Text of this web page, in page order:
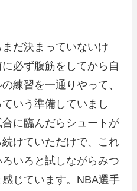
だ決まっていないけ
必ず腹筋をしてから自
練習を一通りやって、
いう準備していまし
に臨んだらシュートが
けていただけで、これ
いろと試しながらみつ
じています。NBA選手